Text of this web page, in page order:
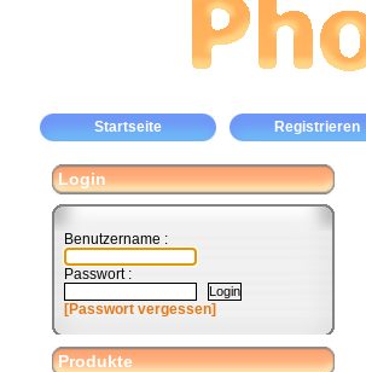
Startseite Registrieren
Login
Benutzername :
Passwort :
[Passwort vergessen]
Produkte